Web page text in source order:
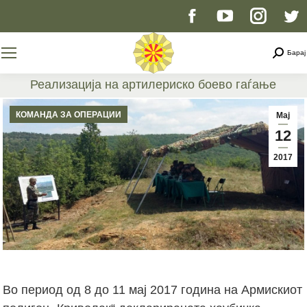
Facebook
opens
in
new
window
YouTube
opens
new
window
page
opens
in
new
window
Барај
Реализација на артилериско боево гаѓање
You are here:
Мај
12
2017
КОМАНДА ЗА ОПЕРАЦИИ
Во период од 8 до 11 мај 2017 година на Армискиот